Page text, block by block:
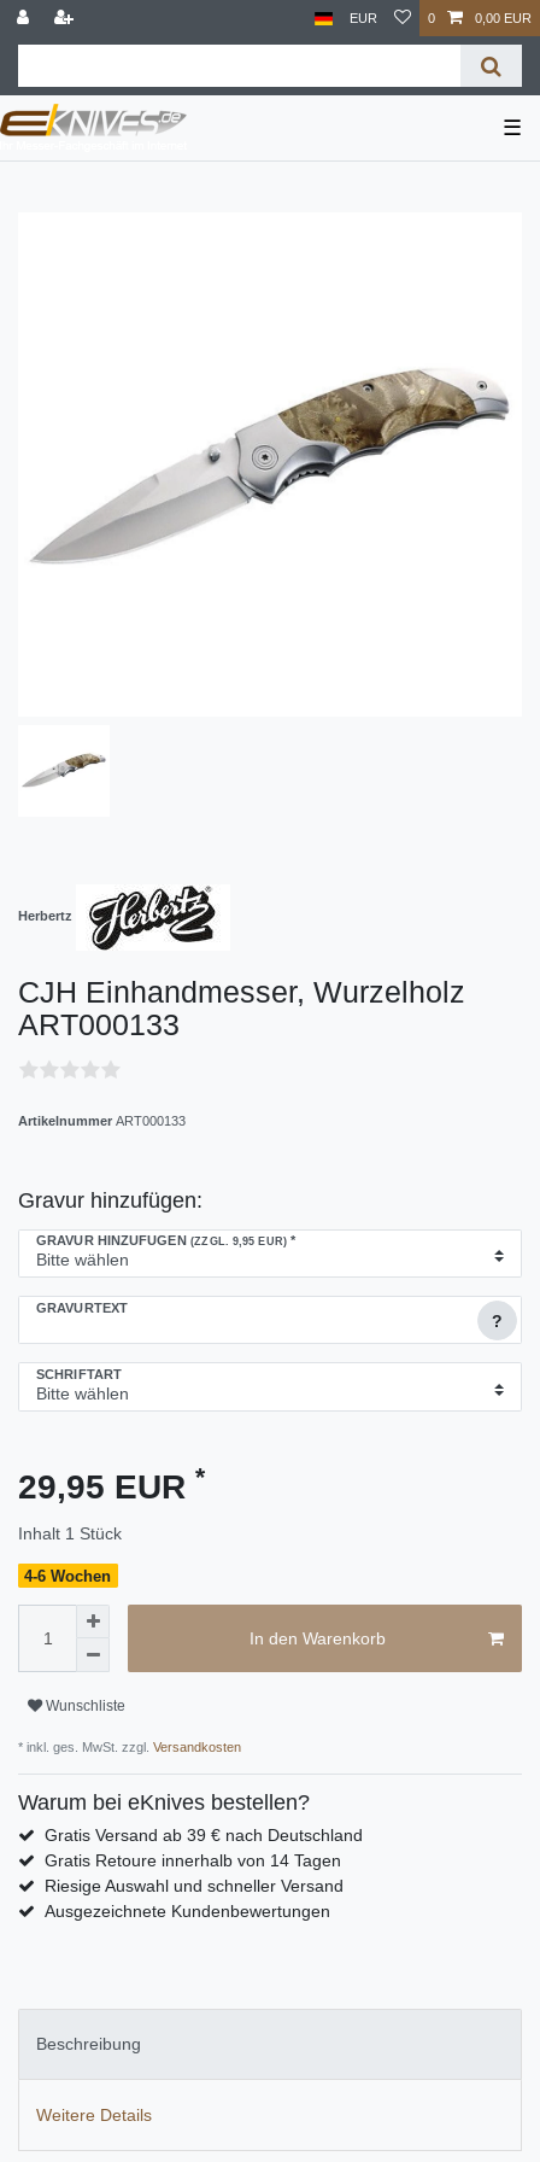
EUR 0 0,00 EUR
☰
Herbertz
CJH Einhandmesser, Wurzelholz
ART000133
Artikelnummer ART000133
Gravur hinzufügen:
GRAVUR HINZUFÜGEN (ZZGL. 9,95 EUR) *
GRAVURTEXT
?
SCHRIFTART
29,95 EUR *
Inhalt 1 Stück
4-6 Wochen
In den Warenkorb
Wunschliste
* inkl. ges. MwSt. zzgl. Versandkosten
Warum bei eKnives bestellen?
Gratis Versand ab 39 € nach Deutschland
Gratis Retoure innerhalb von 14 Tagen
Riesige Auswahl und schneller Versand
Ausgezeichnete Kundenbewertungen
Beschreibung
Weitere Details